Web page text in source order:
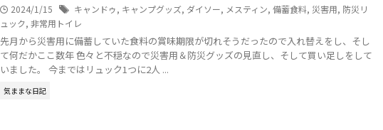
2024/1/15 キャンドゥ, キャンプグッズ, ダイソー, メスティン, 備蓄食料, 災害用, 防災リ
ュック, 非常用トイレ
先月から災害用に備蓄していた食料の賞味期限が切れそうだったので入れ替えをし、そし
て何だかここ数年 色々と不穏なので災害用＆防災グッズの見直し、そして買い足しをして
いました。 今まではリュック1つに2人 ...
気ままな日記